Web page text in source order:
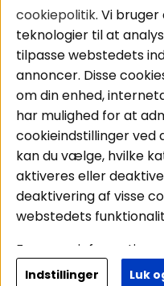
Smartphone
Tilbehør
Kabler
Områder
Bilstereo
Hjemmestereo
S
g på din bil
cookiepolitik. Vi
teknologier til at
tilpasse webstedets
annoncer. Disse
om din enhed,
har mulighed for at
cookieindstillinger ved
kan du vælge, hvilke
aktiveres eller
deaktivering af visse
webstedets
For mere information
cookies og behandler
Indstillinger Luk